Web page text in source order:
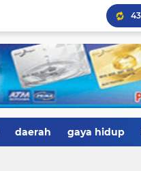
daerah gaya hidup